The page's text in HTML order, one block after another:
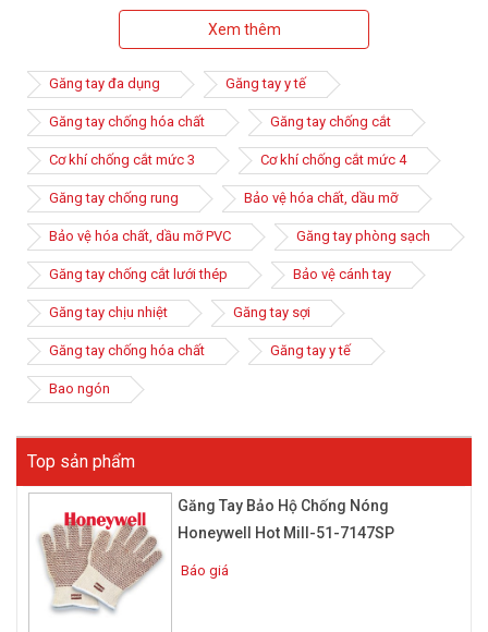
những công việc phải chịu độ nóng cao v.v.
Kiểu dáng các ngón tay cũng được thiết kế thoải mái, dễ sử
dụng và có nhiều kích cỡ phù hợp với cỡ tay mỗi người khác
nhau. Thông thường bên trong găng tay chịu nhiệt có thể được
đệm thêm 1 lớp xốp hoặc bông nhằm tăng cường khả năng
cách nhiệt.
Xem thêm
Găng tay đa dụng Găng tay y tế
Găng tay chống hóa chất Găng tay chống cắt
Cơ khí chống cắt mức 3 Cơ khí chống cắt mức 4
Găng tay chống rung Bảo vệ hóa chất, dầu mỡ
Bảo vệ hóa chất, dầu mỡ PVC Găng tay phòng sạch
Găng tay chống cắt lưới thép Bảo vệ cánh tay
Găng tay chịu nhiệt Găng tay sợi
Găng tay chống hóa chất Găng tay y tế
Bao ngón
Top sản phẩm
Găng Tay Bảo Hộ Chống Nóng
Honeywell Hot Mill-51-7147SP
Báo giá